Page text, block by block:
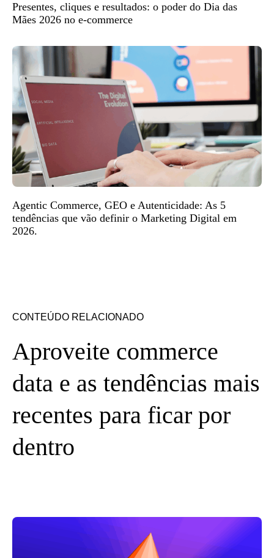
Presentes, cliques e resultados: o poder do Dia das
Mães 2026 no e-commerce
Agentic Commerce, GEO e Autenticidade: As 5
tendências que vão definir o Marketing Digital em
2026.
CONTEÚDO RELACIONADO
Aproveite commerce
data e as tendências mais
recentes para ficar por
dentro